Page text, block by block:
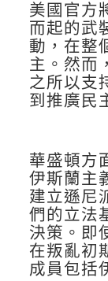
美國官方
而起的武
動，在整
主。然而
之所以支
到推廣民
華盛頓方
伊斯蘭主
建立遜尼
們的立法
決策。即
在叛亂初
成員包括